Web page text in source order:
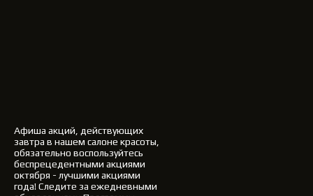
Афиша акций, действующих
завтра в нашем салоне красоты,
обязательно воспользуйтесь
беспрецедентными акциями
октября - лучшими акциями
года! Следите за ежедневными